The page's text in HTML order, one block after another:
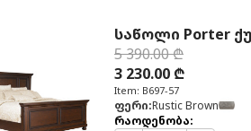
საწოლი Porter
5 390.00 ₾
3 230.00 ₾
Item: B697-57
ფერი:Rustic Brown
რაოდენობა: